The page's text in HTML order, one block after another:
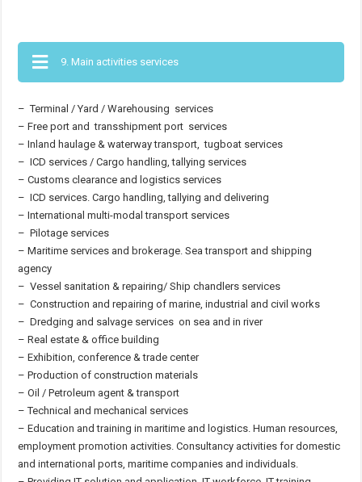
9. Main activities services
– Terminal / Yard / Warehousing services
– Free port and transshipment port services
– Inland haulage & waterway transport, tugboat services
– ICD services / Cargo handling, tallying services
– Customs clearance and logistics services
– ICD services. Cargo handling, tallying and delivering
– International multi-modal transport services
– Pilotage services
– Maritime services and brokerage. Sea transport and shipping
agency
– Vessel sanitation & repairing/ Ship chandlers services
– Construction and repairing of marine, industrial and civil works
– Dredging and salvage services on sea and in river
– Real estate & office building
– Exhibition, conference & trade center
– Production of construction materials
– Oil / Petroleum agent & transport
– Technical and mechanical services
– Education and training in maritime and logistics. Human resources,
employment promotion activities. Consultancy activities for domestic
and international ports, maritime companies and individuals.